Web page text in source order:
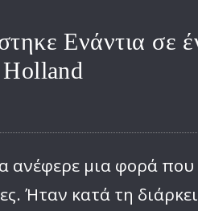
Ενάντια σε
ανέφερε μια φορά
Ήταν κατά τη